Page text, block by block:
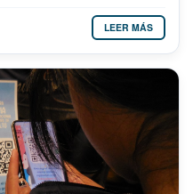
LEER MÁS